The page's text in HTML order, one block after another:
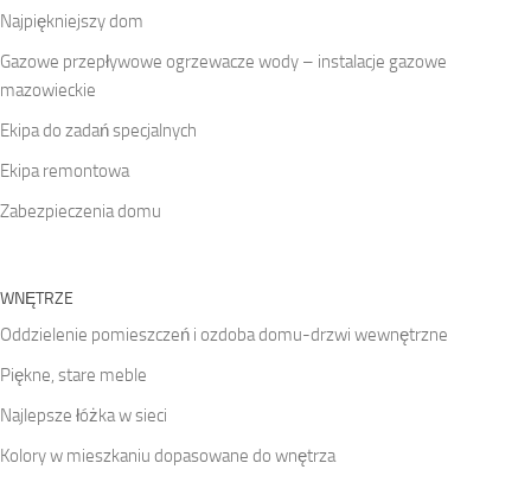
Najpiękniejszy dom
Gazowe przepływowe ogrzewacze wody – instalacje gazowe
mazowieckie
Ekipa do zadań specjalnych
Ekipa remontowa
Zabezpieczenia domu
WNĘTRZE
Oddzielenie pomieszczeń i ozdoba domu-drzwi wewnętrzne
Piękne, stare meble
Najlepsze łóżka w sieci
Kolory w mieszkaniu dopasowane do wnętrza